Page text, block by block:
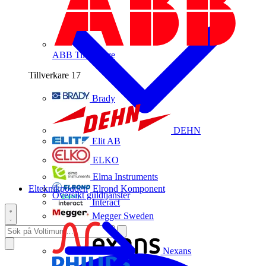
ABB Tillverkare
Tillverkare 17
Brady
DEHN
Elit AB
ELKO
Elma Instruments
Elrond Komponent
Interact
Megger Sweden
Nexans
Översikt guldtjänster
Elteknikpodden